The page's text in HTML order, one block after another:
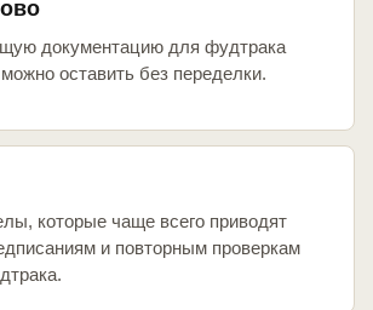
документацию для фудтрака
оставить без переделки.
которые чаще всего приводят
и повторным проверкам